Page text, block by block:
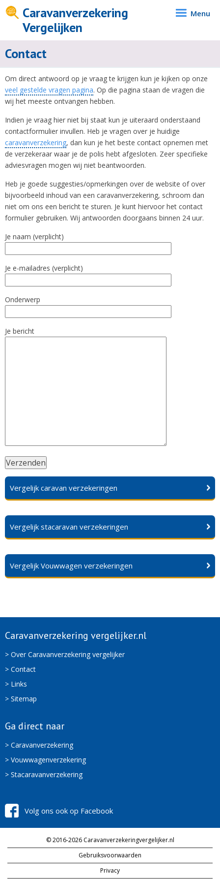
Caravanverzekering
Vergelijken
Menu
Contact
Om direct antwoord op je vraag te krijgen kun je kijken op onze
veel gestelde vragen pagina. Op die pagina staan de vragen die
wij het meeste ontvangen hebben.
Indien je vraag hier niet bij staat kun je uiteraard onderstaand
contactformulier invullen. Heb je vragen over je huidige
caravanverzekering, dan kun je het beste contact opnemen met
de verzekeraar waar je de polis hebt afgesloten. Zeer specifieke
adviesvragen mogen wij niet beantwoorden.
Heb je goede suggesties/opmerkingen over de website of over
bijvoorbeeld inhoud van een caravanverzekering, schroom dan
niet om ons een bericht te sturen. Je kunt hiervoor het contact
formulier gebruiken. Wij antwoorden doorgaans binnen 24 uur.
Je naam (verplicht)
Je e-mailadres (verplicht)
Onderwerp
Je bericht
Vergelijk caravan verzekeringen
Vergelijk stacaravan verzekeringen
Vergelijk Vouwwagen verzekeringen
Caravanverzekering vergelijker.nl
> Over Caravanverzekering vergelijker
> Contact
> Links
> Sitemap
Ga direct naar
> Caravanverzekering
> Vouwwagenverzekering
> Stacaravanverzekering
Volg ons ook op Facebook
© 2016-2026 Caravanverzekeringvergelijker.nl
Gebruiksvoorwaarden
Privacy